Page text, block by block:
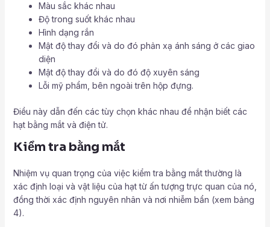
Màu sắc khác nhau
Độ trong suốt khác nhau
Hình dạng rắn
Mật độ thay đổi và do đó phản xạ ánh sáng ở các giao
diện
Mật độ thay đổi và do đó độ xuyên sáng
Lỗi mỹ phẩm, bên ngoài trên hộp đựng.
Điều này dẫn đến các tùy chọn khác nhau để nhận biết các
hạt bằng mắt và điện tử.
Kiểm tra bằng mắt
Nhiệm vụ quan trọng của việc kiểm tra bằng mắt thường là
xác định loại và vật liệu của hạt từ ấn tượng trực quan của nó,
đồng thời xác định nguyên nhân và nơi nhiễm bẩn (xem bảng
4).